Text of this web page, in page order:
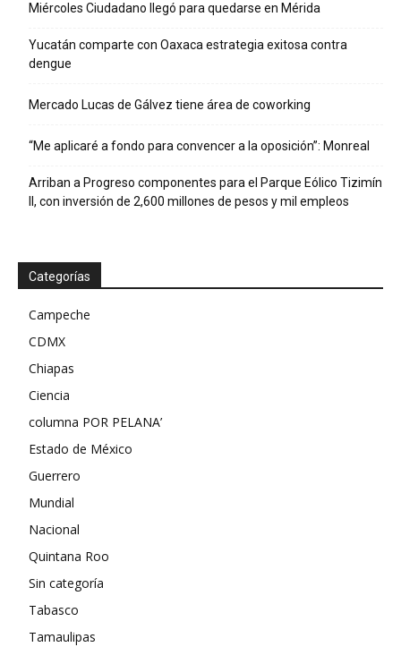
Miércoles Ciudadano llegó para quedarse en Mérida
Yucatán comparte con Oaxaca estrategia exitosa contra
dengue
Mercado Lucas de Gálvez tiene área de coworking
“Me aplicaré a fondo para convencer a la oposición”: Monreal
Arriban a Progreso componentes para el Parque Eólico Tizimín
II, con inversión de 2,600 millones de pesos y mil empleos
Categorías
Campeche
CDMX
Chiapas
Ciencia
columna POR PELANA’
Estado de México
Guerrero
Mundial
Nacional
Quintana Roo
Sin categoría
Tabasco
Tamaulipas